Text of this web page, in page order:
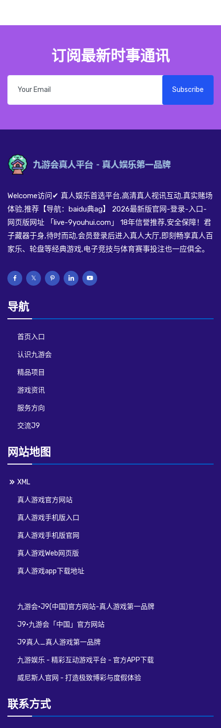
订阅最新时事通讯
Subscribe
Welcome访问✔ 真人娱乐首选平台,高清真人视讯互动,真实赌场
体验,推荐【导航：baidu典ag】 2026最新版官网-登录-入口-
网页版网址 「live-9youhui.com」 18年信誉推荐,安全保障！君
子藏器于身,待时而动,会员登录后进入真人大厅,即刻畅享真人百
家乐、轮盘等经典游戏,电子竞技与体育赛事投注也一应俱全。
导航
首页入口
认识九游会
精品项目
游戏资讯
服务方向
交流J9
网站地图
XML
真人游戏官方网站
真人游戏手机版入口
真人游戏手机版官网
真人游戏Web网页版
真人游戏app下载地址
九游会·J9(中国)官方网站-真人游戏第一品牌
J9·九游会「中国」官方网站
J9真人_真人游戏第一品牌
九游娱乐 - 精彩互动游戏平台 - 官方APP下载
威尼斯人官网 - 打造极致博彩与度假体验
联系方式